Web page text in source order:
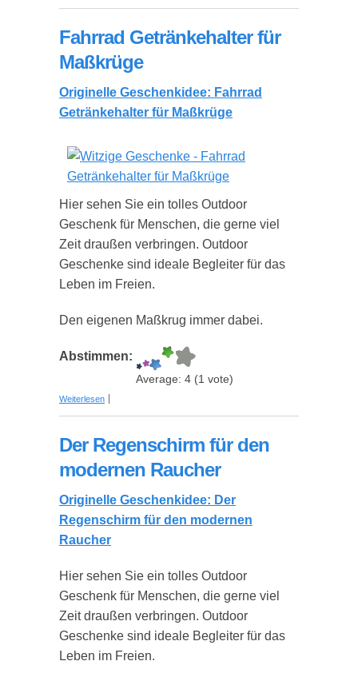
Fahrrad Getränkehalter für
Maßkrüge
Originelle Geschenkidee: Fahrrad
Getränkehalter für Maßkrüge
Hier sehen Sie ein tolles Outdoor
Geschenk für Menschen, die gerne viel
Zeit draußen verbringen. Outdoor
Geschenke sind ideale Begleiter für das
Leben im Freien.
Den eigenen Maßkrug immer dabei.
Abstimmen:
Average: 4 (1 vote)
Weiterlesen über Fahrrad Getränkehalter für Maßkrüge
Der Regenschirm für den
modernen Raucher
Originelle Geschenkidee: Der
Regenschirm für den modernen
Raucher
Hier sehen Sie ein tolles Outdoor
Geschenk für Menschen, die gerne viel
Zeit draußen verbringen. Outdoor
Geschenke sind ideale Begleiter für das
Leben im Freien.